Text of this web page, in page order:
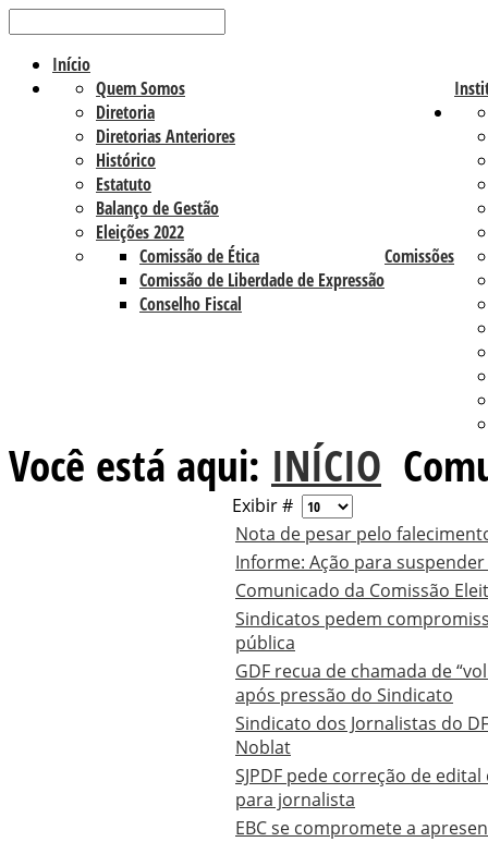
Início
Quem Somos
Diretoria
Diretorias Anteriores
Histórico
Estatuto
Balanço de Gestão
Eleições 2022
Comissões
Comissão de Ética
Comissão de Liberdade de Expressão
Conselho Fiscal
Você está aqui: INÍCIO
Exibir #
Nota de pesar pelo
Informe: Ação para
Comunicado da Comissão
Sindicatos pedem
pública
GDF recua de chamada de
após pressão do Sindicato
Sindicato dos Jornalistas do
Noblat
SJPDF pede correção de
para jornalista
EBC se compromete a